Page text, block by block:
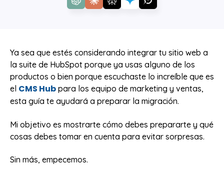
Ya sea que estés considerando integrar tu sitio web a
la suite de HubSpot porque ya usas alguno de los
productos o bien porque escuchaste lo increíble que es
el CMS Hub para los equipo de marketing y ventas,
esta guía te ayudará a preparar la migración.
Mi objetivo es mostrarte cómo debes prepararte y qué
cosas debes tomar en cuenta para evitar sorpresas.
Sin más, empecemos.